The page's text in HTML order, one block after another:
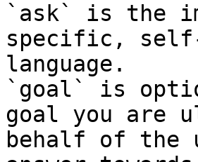
`ask` is the
specific,
language.
`goal` is
goal you are
behalf of the